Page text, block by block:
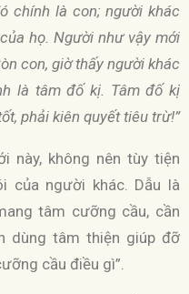
chính là con; người khác
họ. Người như vậy mới
con, giờ thấy người khác
là tâm đố kị. Tâm đố kị
phải kiên quyết tiêu trừ!”
này, không nên tùy tiện
của người khác. Dẫu là
tâm cưỡng cầu, cần
dùng tâm thiện giúp đỡ
cầu điều gì”.